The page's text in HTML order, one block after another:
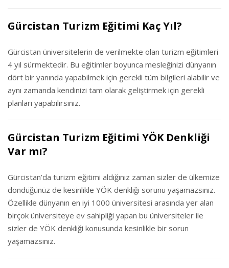
Gürcistan Turizm Eğitimi Kaç Yıl?
Gürcistan üniversitelerin de verilmekte olan turizm eğitimleri
4 yıl sürmektedir. Bu eğitimler boyunca mesleğinizi dünyanın
dört bir yanında yapabilmek için gerekli tüm bilgileri alabilir ve
aynı zamanda kendinizi tam olarak geliştirmek için gerekli
planları yapabilirsiniz.
Gürcistan Turizm Eğitimi YÖK Denkliği
Var mı?
Gürcistan’da turizm eğitimi aldığınız zaman sizler de ülkemize
döndüğünüz de kesinlikle YÖK denkliği sorunu yaşamazsınız.
Özellikle dünyanın en iyi 1000 üniversitesi arasında yer alan
birçok üniversiteye ev sahipliği yapan bu üniversiteler ile
sizler de YÖK denkliği konusunda kesinlikle bir sorun
yaşamazsınız.